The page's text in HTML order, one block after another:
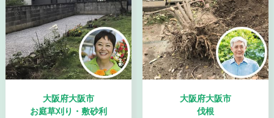
大阪府大阪市
お庭草刈り・敷砂利
大阪府大阪市
伐根